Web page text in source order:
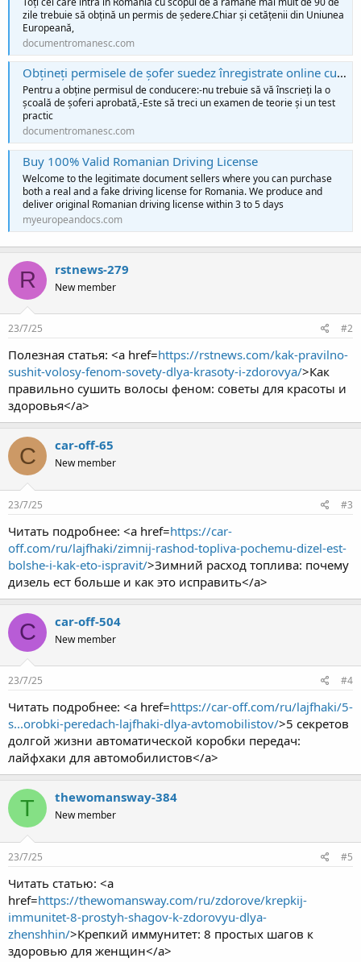
zile trebuie să obțină un permis de ședere.Chiar și cetățenii din Uniunea
Europeană,
documentromanesc.com
Obțineți permisele de șofer suedez înregistrate online cu ușurință -
Pentru a obține permisul de conducere:-nu trebuie să vă înscrieți la o
școală de șoferi aprobată,-Este să treci un examen de teorie și un test
practic
documentromanesc.com
Buy 100% Valid Romanian Driving License
Welcome to the legitimate document sellers where you can purchase
both a real and a fake driving license for Romania. We produce and
deliver original Romanian driving license within 3 to 5 days
myeuropeandocs.com
R rstnews-279
New member
23/7/25 #2
Полезная статья: <a href=https://rstnews.com/kak-pravilno-
sushit-volosy-fenom-sovety-dlya-krasoty-i-zdorovya/>Как
правильно сушить волосы феном: советы для красоты и
здоровья</a>
C car-off-65
New member
23/7/25 #3
Читать подробнее: <a href=https://car-
off.com/ru/lajfhaki/zimnij-rashod-topliva-pochemu-dizel-est-
bolshe-i-kak-eto-ispravit/>Зимний расход топлива: почему
дизель ест больше и как это исправить</a>
C car-off-504
New member
23/7/25 #4
Читать подробнее: <a href=https://car-off.com/ru/lajfhaki/5-
s...orobki-peredach-lajfhaki-dlya-avtomobilistov/>5 секретов
долгой жизни автоматической коробки передач:
лайфхаки для автомобилистов</a>
T thewomansway-384
New member
23/7/25 #5
Читать статью: <a
href=https://thewomansway.com/ru/zdorove/krepkij-
immunitet-8-prostyh-shagov-k-zdorovyu-dlya-
zhenshhin/>Крепкий иммунитет: 8 простых шагов к
здоровью для женщин</a>